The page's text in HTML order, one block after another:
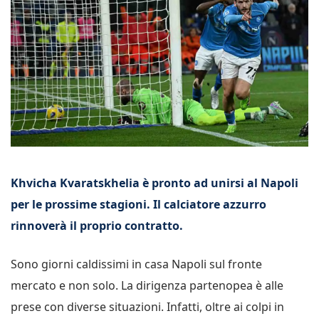
Khvicha Kvaratskhelia è pronto ad unirsi al Napoli
per le prossime stagioni. Il calciatore azzurro
rinnoverà il proprio contratto.
Sono giorni caldissimi in casa Napoli sul fronte
mercato e non solo. La dirigenza partenopea è alle
prese con diverse situazioni. Infatti, oltre ai colpi in